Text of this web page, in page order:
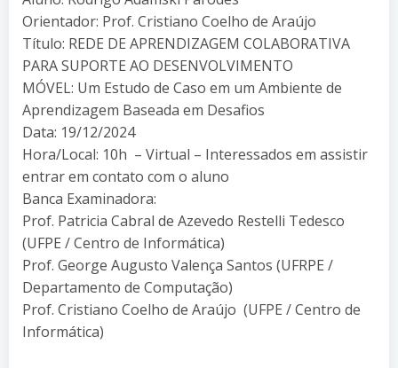
Orientador: Prof. Cristiano Coelho de Araújo
Título: REDE DE APRENDIZAGEM COLABORATIVA
PARA SUPORTE AO DESENVOLVIMENTO
MÓVEL: Um Estudo de Caso em um Ambiente de
Aprendizagem Baseada em Desafios
Data: 19/12/2024
Hora/Local: 10h – Virtual – Interessados em assistir
entrar em contato com o aluno
Banca Examinadora:
Prof. Patricia Cabral de Azevedo Restelli Tedesco
(UFPE / Centro de Informática)
Prof. George Augusto Valença Santos (UFRPE /
Departamento de Computação)
Prof. Cristiano Coelho de Araújo (UFPE / Centro de
Informática)